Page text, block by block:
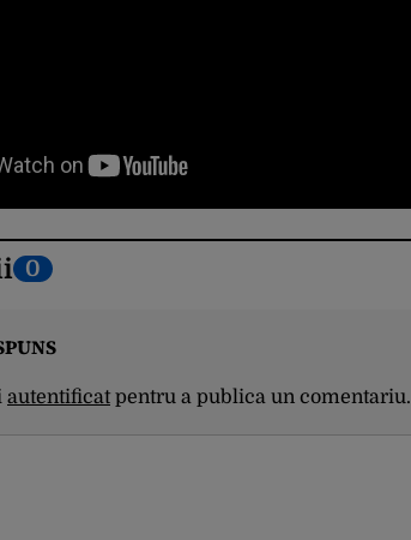
0
autentificatpentru a publica un comentariu.